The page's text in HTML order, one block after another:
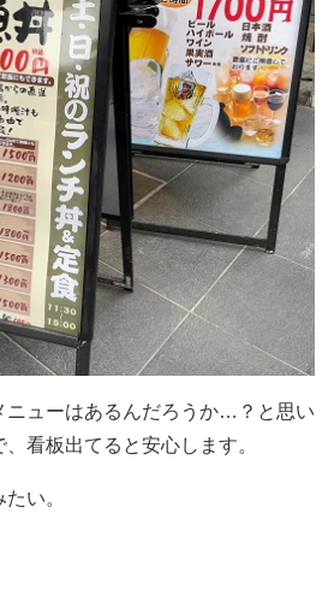
ニューはあるんだろうか…？と思い
看板出てると安心します。
い。